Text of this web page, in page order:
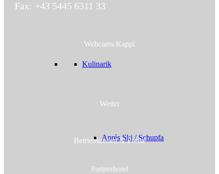
Kulinarik
Aprés Ski / Schupfa
Fax: +43 5445 6311 33
Webcams Kappl
Wetter
Betriebs­zeiten & Preise
Partnerhotel